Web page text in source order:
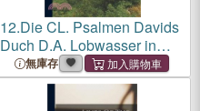
12.Die CL. Psalmen Davids
Duch D.A. Lobwasser in
Teutsche Reimen gebracht
無庫存